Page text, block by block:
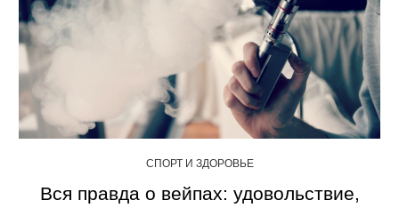
СПОРТ И ЗДОРОВЬЕ
Вся правда о вейпах: удовольствие,